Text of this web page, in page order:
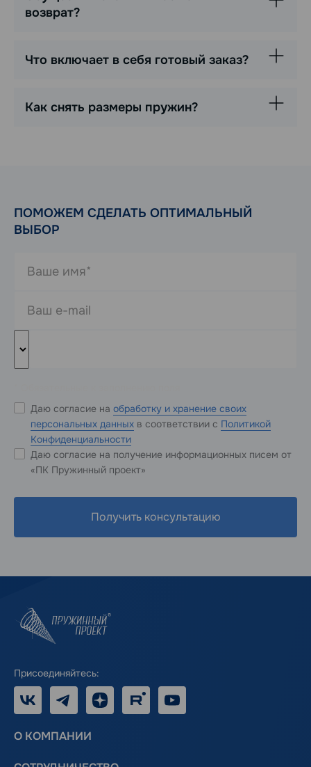
возврат?
Что включает в себя готовый заказ?
Как снять размеры пружин?
ПОМОЖЕМ СДЕЛАТЬ ОПТИМАЛЬНЫЙ
ВЫБОР
Даю согласие на обработку и хранение своих
персональных данных в соответствии с Политикой
Конфиденциальности
Даю согласие на получение информационных писем от
«ПК Пружинный проект»
Получить консультацию
Присоединяйтесь:
Telegram Дзен RUTUBE
О КОМПАНИИ